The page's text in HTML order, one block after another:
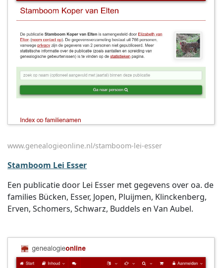
www.genealogieonline.nl/stamboom-lei-esser
Stamboom Lei Esser
Een publicatie door Lei Esser met gegevens over oa. de
families Bücken, Esser, Jopen, Pluijmen, Klinckenberg,
Erven, Schomers, Schwarz, Buddels en Van Aubel.